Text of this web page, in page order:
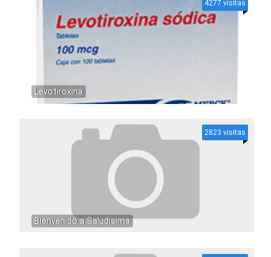
Levotiroxina
4277 visitas
Bienvenido a Saludisima
2823 visitas